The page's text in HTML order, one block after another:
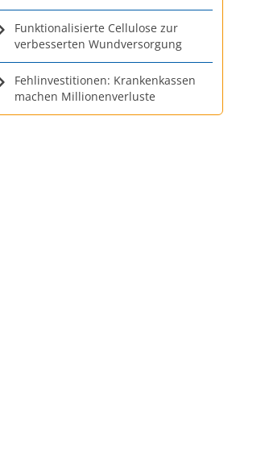
Funktionalisierte Cellulose zur
verbesserten Wundversorgung
Fehlinvestitionen: Krankenkassen
machen Millionenverluste